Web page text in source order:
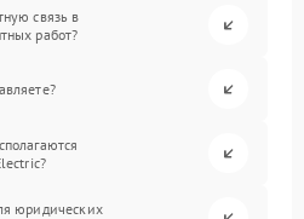
связь в
работ?
юридических